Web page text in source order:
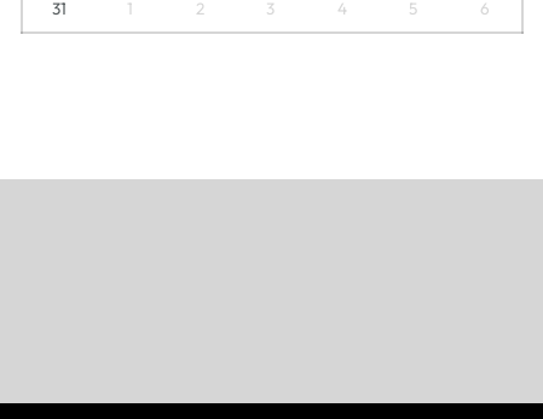
31 1 2 3 4 5 6